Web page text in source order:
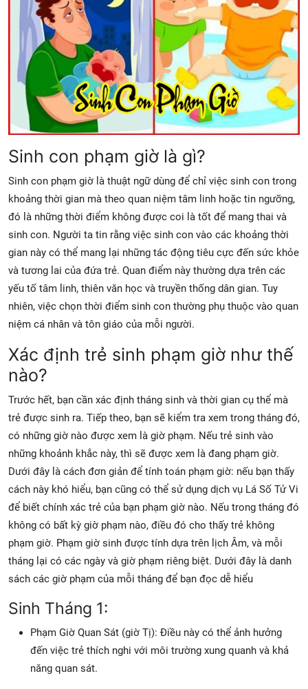
Sinh con phạm giờ là gì?
Sinh con phạm giờ là thuật ngữ dùng để chỉ việc sinh con trong
khoảng thời gian mà theo quan niệm tâm linh hoặc tin ngưỡng,
đó là những thời điểm không được coi là tốt để mang thai và
sinh con. Người ta tin rằng việc sinh con vào các khoảng thời
gian này có thể mang lại những tác động tiêu cực đến sức khỏe
và tương lai của đứa trẻ. Quan điểm này thường dựa trên các
yếu tố tâm linh, thiên văn học và truyền thống dân gian. Tuy
nhiên, việc chọn thời điểm sinh con thường phụ thuộc vào quan
niệm cá nhân và tôn giáo của mỗi người.
Xác định trẻ sinh phạm giờ như thế
nào?
Trước hết, bạn cần xác định tháng sinh và thời gian cụ thể mà
trẻ được sinh ra. Tiếp theo, bạn sẽ kiểm tra xem trong tháng đó,
có những giờ nào được xem là giờ phạm. Nếu trẻ sinh vào
những khoảnh khắc này, thì sẽ được xem là đang phạm giờ.
Dưới đây là cách đơn giản để tính toán phạm giờ: nếu bạn thấy
cách này khó hiểu, bạn cũng có thể sử dụng dịch vụ Lá Số Tử Vi
để biết chính xác trẻ của bạn phạm giờ nào. Nếu trong tháng đó
không có bất kỳ giờ phạm nào, điều đó cho thấy trẻ không
phạm giờ. Phạm giờ sinh được tính dựa trên lịch Âm, và mỗi
tháng lại có các ngày và giờ phạm riêng biệt. Dưới đây là danh
sách các giờ phạm của mỗi tháng để bạn đọc dễ hiểu
Sinh Tháng 1:
Phạm Giờ Quan Sát (giờ Tị): Điều này có thể ảnh hưởng
đến việc trẻ thích nghi với môi trường xung quanh và khả
năng quan sát.